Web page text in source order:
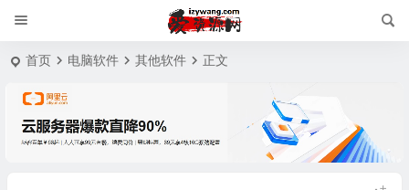
首页 电脑软件 其他软件 正文